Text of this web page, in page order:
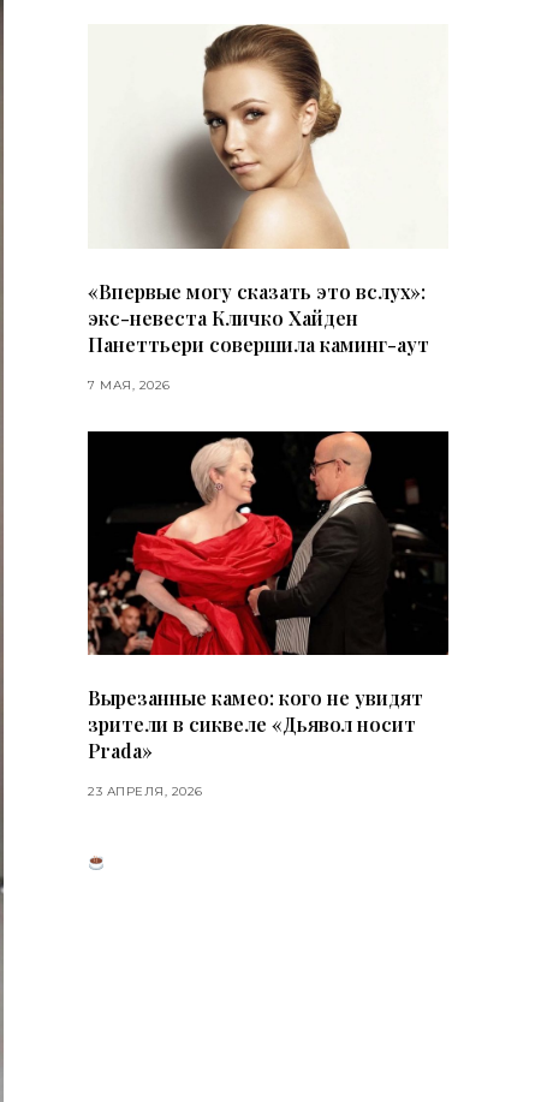
«Впервые могу сказать это вслух»:
экс-невеста Кличко Хайден
Панеттьери совершила каминг-аут
7 МАЯ, 2026
Вырезанные камео: кого не увидят
зрители в сиквеле «Дьявол носит
Prada»
23 АПРЕЛЯ, 2026